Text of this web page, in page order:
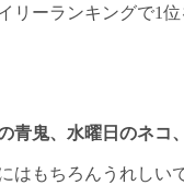
ーランキングで1位
青鬼、水曜日のネコ
はもちろんうれし